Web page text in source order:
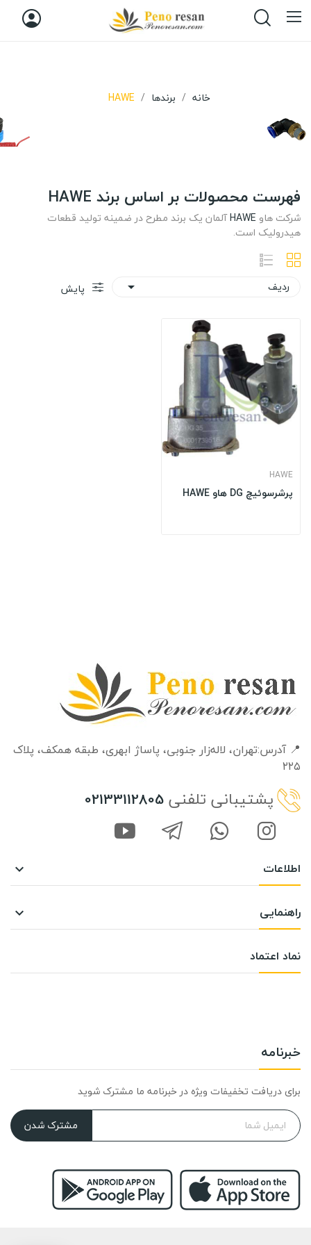
خانه برندها HAWE
فهرست محصولات بر اساس برند HAWE
شرکت هاو HAWEآلمان یک برند مطرح در ضمینه تولید قطعات
هیدرولیک است.
ردیف 
HAWE
پرشرسوئیچ DG هاو HAWE
📍 آدرس:تهران، لاله‌زار جنوبی، پاساژ ابهری، طبقه‌ همکف، پلاک
۲۲۵
پشتیبانی تلفنی 02133112805
اطلاعات 
راهنمایی 
نماد اعتماد
خبرنامه
برای دریافت تخفیفات ویژه در خبرنامه ما مشترک شوید
مشترک شدن